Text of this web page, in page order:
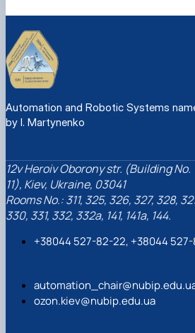
Automation and Robotic Systems
by I. Martynenko
12v Heroiv Oborony str. (Building No.
11), Kiev, Ukraine, 03041
Rooms No.: 311, 325, 326, 327, 328,
330, 331, 332, 332а, 141, 141а, 144.
+38044 527-82-22, +38044
ozon.kiev@nubip.edu.ua